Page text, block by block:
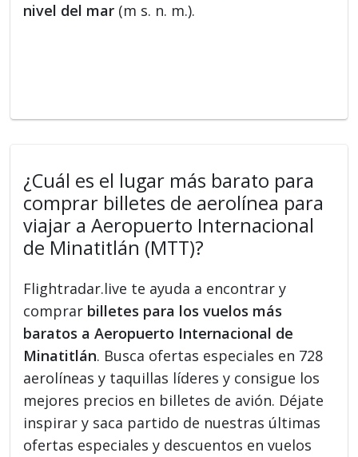
nivel del mar (m s. n. m.).
¿Cuál es el lugar más barato para
comprar billetes de aerolínea para
viajar a Aeropuerto Internacional
de Minatitlán (MTT)?
Flightradar.live te ayuda a encontrar y
comprar billetes para los vuelos más
baratos a Aeropuerto Internacional de
Minatitlán. Busca ofertas especiales en 728
aerolíneas y taquillas líderes y consigue los
mejores precios en billetes de avión. Déjate
inspirar y saca partido de nuestras últimas
ofertas especiales y descuentos en vuelos